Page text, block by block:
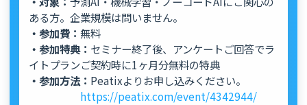
ある方。企業規模は問いません。
・参加費： 無料
・参加特典： セミナー終了後、アンケートご回答でラ
イトプランご契約時に1ヶ月分無料の特典
・参加方法： Peatixよりお申し込みください。
https://peatix.com/event/4342944/